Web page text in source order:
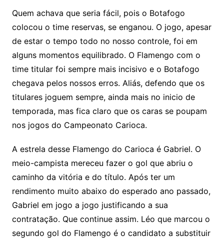
Quem achava que seria fácil, pois o Botafogo
colocou o time reservas, se enganou. O jogo, apesar
de estar o tempo todo no nosso controle, foi em
alguns momentos equilibrado. O Flamengo com o
time titular foi sempre mais incisivo e o Botafogo
chegava pelos nossos erros. Aliás, defendo que os
titulares joguem sempre, ainda mais no inicio de
temporada, mas fica claro que os caras se poupam
nos jogos do Campeonato Carioca.
A estrela desse Flamengo do Carioca é Gabriel. O
meio-campista mereceu fazer o gol que abriu o
caminho da vitória e do título. Após ter um
rendimento muito abaixo do esperado ano passado,
Gabriel em jogo a jogo justificando a sua
contratação. Que continue assim. Léo que marcou o
segundo gol do Flamengo é o candidato a substituir